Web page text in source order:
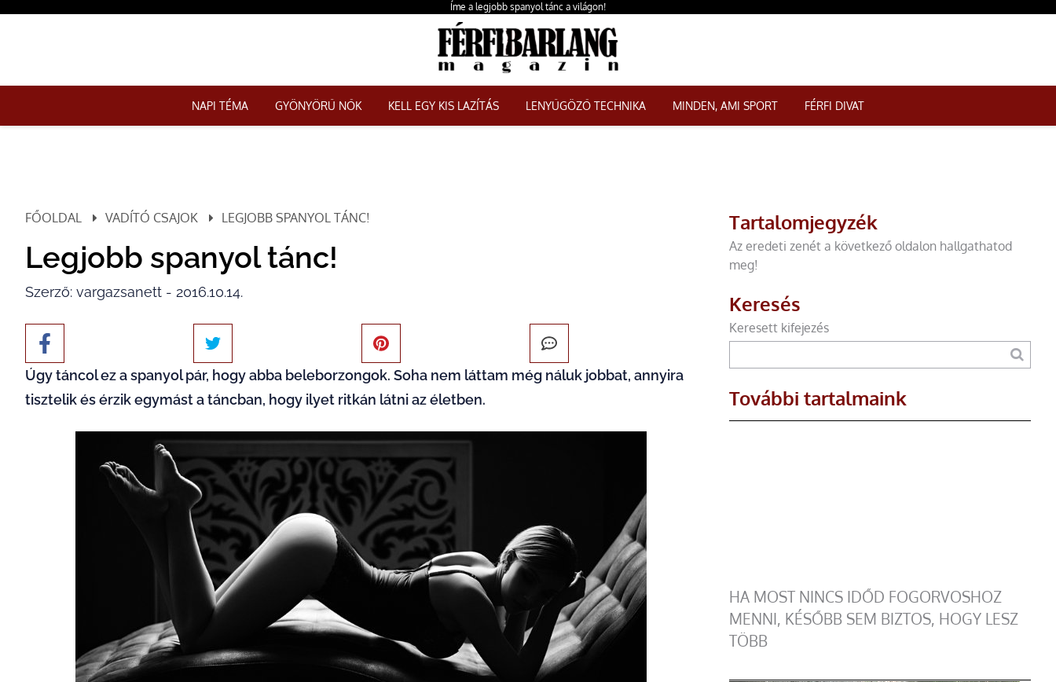
Íme a legjobb spanyol tánc a világon!
NAPI TÉMA GYÖNYÖRŰ NŐK KELL EGY KIS LAZÍTÁS LENYŰGÖZŐ TECHNIKA MINDEN, AMI SPORT FÉRFI DIVAT
FŐOLDAL VADÍTÓ CSAJOK LEGJOBB SPANYOL TÁNC!
Legjobb spanyol tánc!
Szerző: vargazsanett - 2016.10.14.
Úgy táncol ez a spanyol pár, hogy abba beleborzongok. Soha nem láttam még náluk jobbat, annyira
tisztelik és érzik egymást a táncban, hogy ilyet ritkán látni az életben.
Tartalomjegyzék
Az eredeti zenét a következő oldalon hallgathatod
meg!
Keresés
Keresett kifejezés
További tartalmaink
HA MOST NINCS IDŐD FOGORVOSHOZ
MENNI, KÉSŐBB SEM BIZTOS, HOGY LESZ
TÖBB